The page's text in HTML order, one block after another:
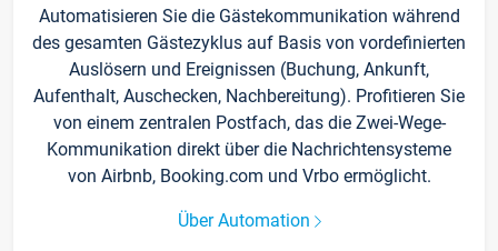
Automatisieren Sie die Gästekommunikation während
des gesamten Gästezyklus auf Basis von vordefinierten
Auslösern und Ereignissen (Buchung, Ankunft,
Aufenthalt, Auschecken, Nachbereitung). Profitieren Sie
von einem zentralen Postfach, das die Zwei-Wege-
Kommunikation direkt über die Nachrichtensysteme
von Airbnb, Booking.com und Vrbo ermöglicht.
Über Automation